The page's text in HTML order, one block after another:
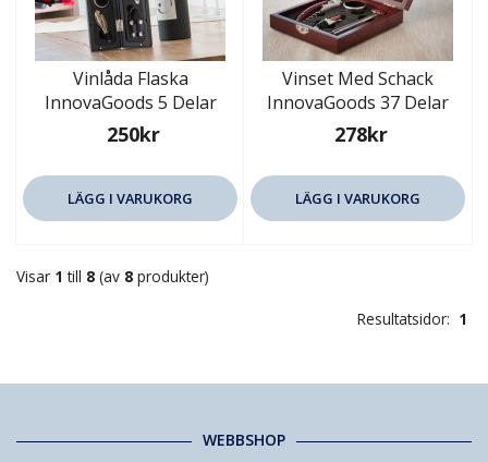
Vinlåda Flaska
InnovaGoods 5 Delar
250kr
LÄGG I VARUKORG
Vinset Med Schack
InnovaGoods 37 Delar
278kr
LÄGG I VARUKORG
Visar 1 till 8 (av 8 produkter)
Resultatsidor: 1
WEBBSHOP